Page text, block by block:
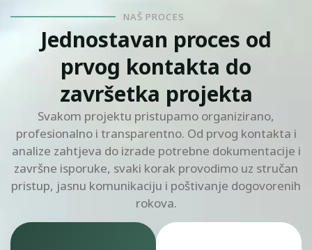
NAŠ PROCES
Jednostavan proces od
prvog kontakta do
završetka projekta
Svakom projektu pristupamo organizirano,
profesionalno i transparentno. Od prvog kontakta i
analize zahtjeva do izrade potrebne dokumentacije i
završne isporuke, svaki korak provodimo uz stručan
pristup, jasnu komunikaciju i poštivanje dogovorenih
rokova.